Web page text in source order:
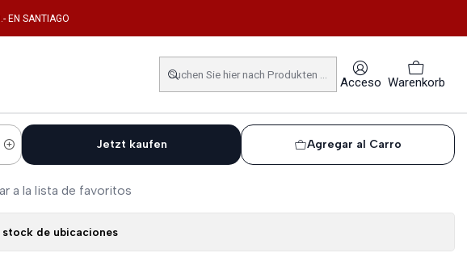
Acceso Warenkorb
EN SANTIAGO
ADC Motor 5,5KW ABB 3.000 rpm
ADC Motor 5,5KW ABB 3.000
Agregar al Carro
Jetzt kaufen
a la lista de favoritos
de ubicaciones